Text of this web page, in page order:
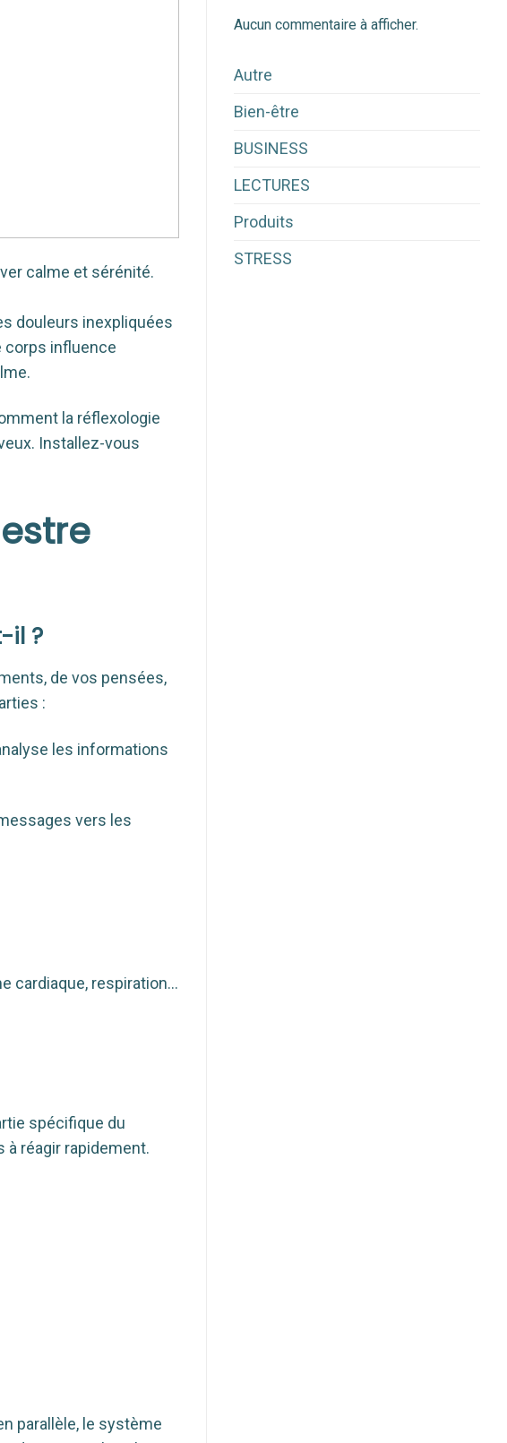
calme et sérénité.
douleurs inexpliquées
corps influence
la réflexologie
Installez-vous
il ?
de vos pensées,
:
les informations
vers les
cardiaque, respiration…
spécifique du
réagir rapidement.
parallèle, le système
Aucun commentaire à afficher.
Autre
Bien-être
BUSINESS
LECTURES
Produits
STRESS